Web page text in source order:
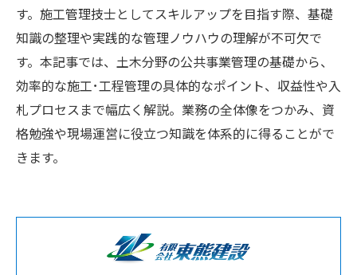
す。施工管理技士としてスキルアップを目指す際、基礎
知識の整理や実践的な管理ノウハウの理解が不可欠で
す。本記事では、土木分野の公共事業管理の基礎から、
効率的な施工･工程管理の具体的なポイント、収益性や入
札プロセスまで幅広く解説。業務の全体像をつかみ、資
格勉強や現場運営に役立つ知識を体系的に得ることがで
きます。